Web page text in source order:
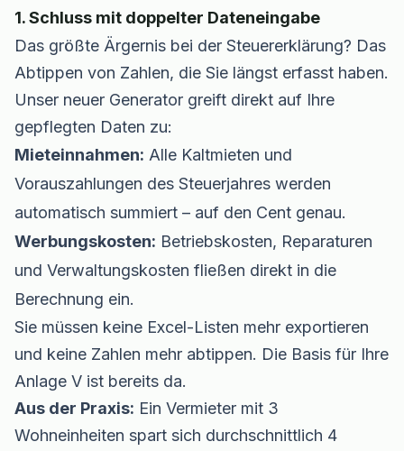
1. Schluss mit doppelter Dateneingabe
Das größte Ärgernis bei der Steuererklärung? Das
Abtippen von Zahlen, die Sie längst erfasst haben.
Unser neuer Generator greift direkt auf Ihre
gepflegten Daten zu:
Mieteinnahmen: Alle Kaltmieten und
Vorauszahlungen des Steuerjahres werden
automatisch summiert – auf den Cent genau.
Werbungskosten: Betriebskosten, Reparaturen
und Verwaltungskosten fließen direkt in die
Berechnung ein.
Sie müssen keine Excel-Listen mehr exportieren
und keine Zahlen mehr abtippen. Die Basis für Ihre
Anlage V ist bereits da.
Aus der Praxis: Ein Vermieter mit 3
Wohneinheiten spart sich durchschnittlich 4